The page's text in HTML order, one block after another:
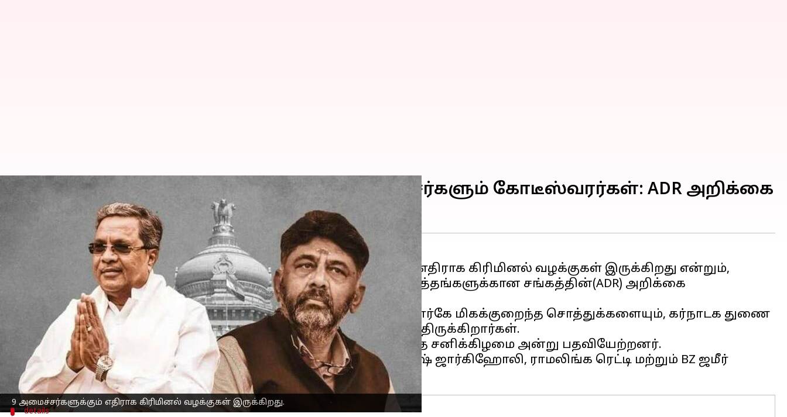
9 அமைச்சர்களுக்கும் எதிராக கிரிமினல் வழக்குகள் இருக்கிறது.
கர்நாடகாவில் புதிதாக பதவியேற்ற 9 அமைச்சர்களும் கோடீஸ்வரர்கள்: ADR அறிக்கை
May 22, 2023
செய்தி முன்னோட்டம்
அமைச்சரவைக்கு பதவியேற்ற 9 அமைச்சர்களுக்கும் எதிராக கிரிமினல் வழக்குகள் இருக்கிறது என்றும்,
அவர்கள் அனைவரும் "கோடீஸ்வரர்கள்" என்றும் ஜனநாயக சீர்திருத்தங்களுக்கான சங்கத்தின்(ADR) அறிக்கை
காங்கிரஸ்தலைவர் மல்லிகார்ஜுன் கார்கேவின் மகன் பிரியங்க் கார்கே மிகக்குறைந்த சொத்துக்களையும், கர்நாடக துணை
பெங்களூரில்முதல்வர் சித்தராமையா மற்றும் 9 அமைச்சர்கள் கடந்த சனிக்கிழமை அன்று பதவியேற்றனர்.
ஜி பரமேஸ்வரா, எம்பி பாட்டீல், கேஎச் முனியப்பா, கேஜே ஜார்ஜ், சதீஷ் ஜார்கிஹோலி, ராமலிங்க ரெட்டி மற்றும் BZ ஜமீர்
details